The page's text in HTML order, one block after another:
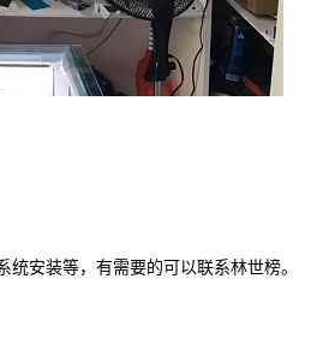
安装等，有需要的可以联系林世榜。